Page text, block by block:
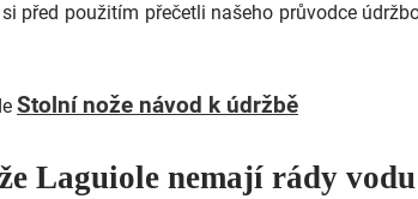
před použitím přečetli našeho průvodce
Stolní nože návod k údržbě
Laguiole nemají rády vodu